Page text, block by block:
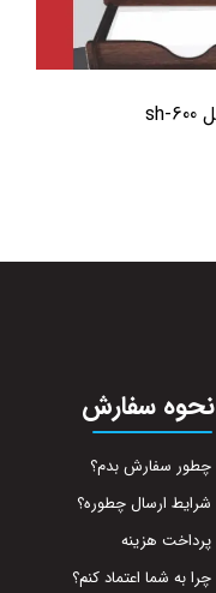
نحوه سفارش
چطور سفارش بدم؟
شرایط ارسال چطوره؟
پرداخت هزینه
چرا به شما اعتماد کنم؟